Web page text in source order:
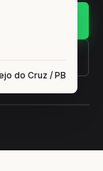
do Cruz / PB